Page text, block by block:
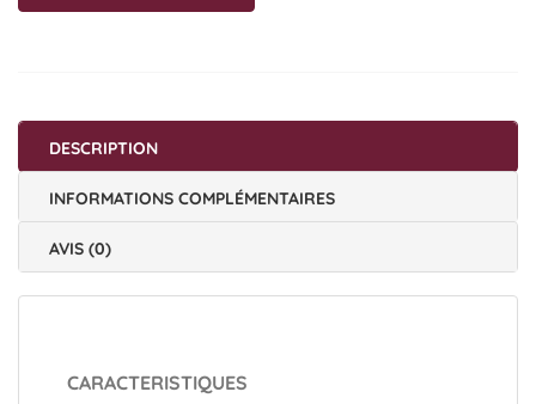
DESCRIPTION
INFORMATIONS COMPLÉMENTAIRES
AVIS (0)
CARACTERISTIQUES